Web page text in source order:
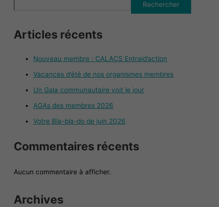
Rechercher
Articles récents
Nouveau membre : CALACS Entraid’action
Vacances d’été de nos organismes membres
Un Gala communautaire voit le jour
AGAs des membres 2026
Votre Bla-bla-do de juin 2026
Commentaires récents
Aucun commentaire à afficher.
Archives